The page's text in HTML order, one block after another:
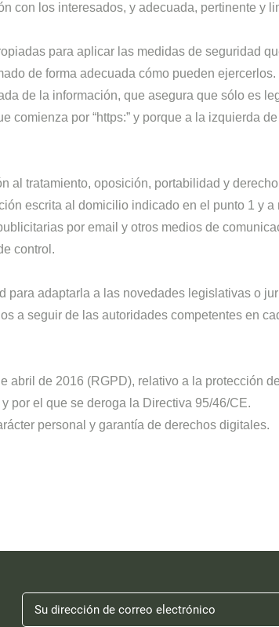
con los interesados, y adecuada, pertinente y
para aplicar las medidas de seguridad
de forma adecuada cómo pueden ejercerlos.
de la información, que asegura que sólo es
por “https:” y porque a la izquierda
al tratamiento, oposición, portabilidad y
escrita al domicilio indicado en el punto 1 y
por email y otros medios de
control.
adaptarla a las novedades legislativas o
a seguir de las autoridades competentes en
de 2016 (RGPD), relativo a la protección
por el que se deroga la Directiva 95/46/CE.
personal y garantía de derechos digitales.